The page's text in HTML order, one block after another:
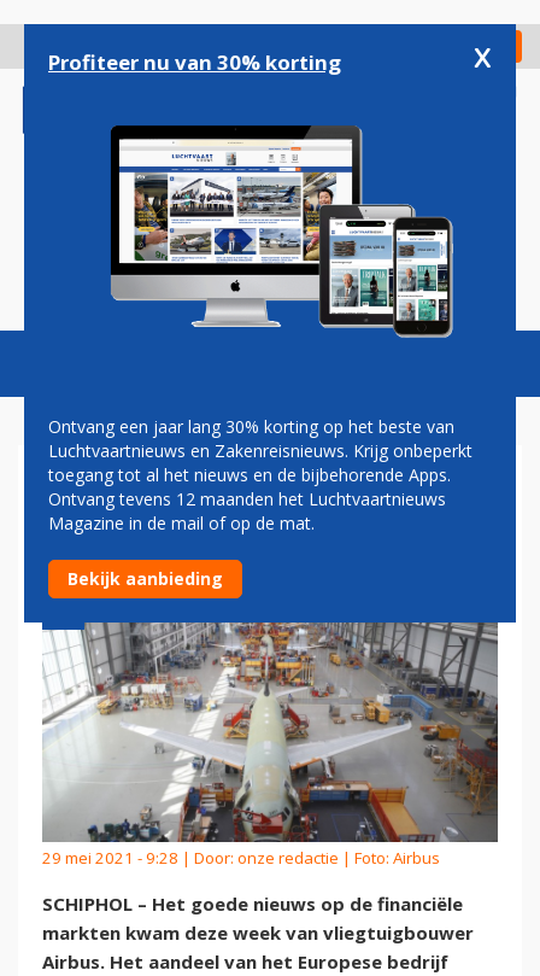
gaan
Check in
Magazine Podcasts Vacatures
GOED NIEUWS OP DE BEURS
VOOR VLIEGTUIGBOUWERS
29 mei 2021 - 9:28 | Door: onze redactie | Foto: Airbus
SCHIPHOL – Het goede nieuws op de financiële
markten kwam deze week van vliegtuigbouwer
Airbus. Het aandeel van het Europese bedrijf
Profiteer nu van 30% korting x
Ontvang een jaar lang 30% korting op het beste van
Luchtvaartnieuws en Zakenreisnieuws. Krijg onbeperkt
toegang tot al het nieuws en de bijbehorende Apps.
Ontvang tevens 12 maanden het Luchtvaartnieuws
Magazine in de mail of op de mat.
Bekijk aanbieding